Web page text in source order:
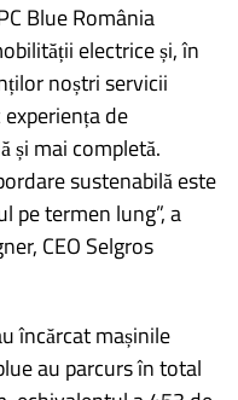
Blue România
electrice și, în
noștri servicii
de
și mai completă.
sustenabilă este
pe termen lung”, a
CEO Selgros
încărcat mașinile
au parcurs în total